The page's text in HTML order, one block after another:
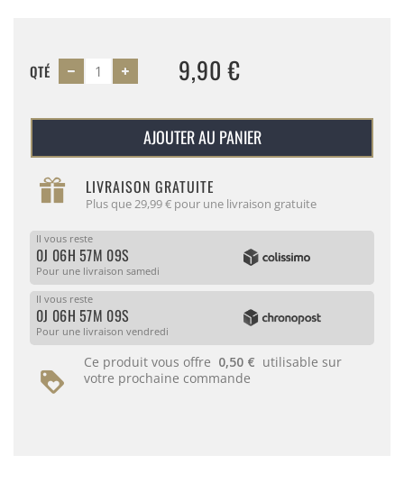
QTÉ 9,90 €
AJOUTER AU PANIER
LIVRAISON GRATUITE
Plus que 29,99 € pour une livraison gratuite
Il vous reste
0J 06H 57M 09S
Pour une livraison samedi
Il vous reste
0J 06H 57M 09S
Pour une livraison vendredi
Ce produit vous offre 0,50 € utilisable sur
votre prochaine commande